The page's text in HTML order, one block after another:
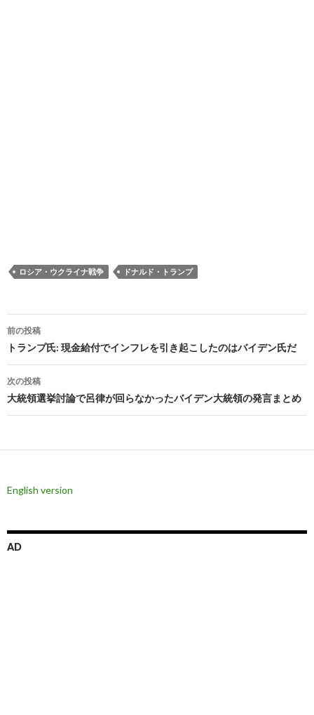
ロシア・ウクライナ戦争 ドナルド・トランプ
投
稿
ナ
ビ
ゲ
ー
ョ
前の投稿
トランプ氏: 現金給付でインフレを引き起こしたのはバイデン氏だ
次の投稿
大統領選挙討論で呂律が回らなかったバイデン大統領の発言まとめ
English version
AD